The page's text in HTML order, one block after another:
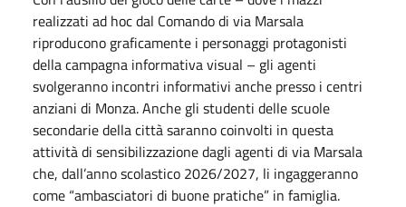
realizzati ad hoc dal Comando di via Marsala
riproducono graficamente i personaggi protagonisti
della campagna informativa visual – gli agenti
svolgeranno incontri informativi anche presso i centri
anziani di Monza. Anche gli studenti delle scuole
secondarie della città saranno coinvolti in questa
attività di sensibilizzazione dagli agenti di via Marsala
che, dall’anno scolastico 2026/2027, li ingaggeranno
come “ambasciatori di buone pratiche” in famiglia.